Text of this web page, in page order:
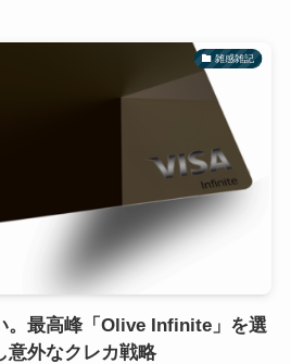
雑感雑記
。最高峰「Olive Infinite」を選
意外なクレカ戦略